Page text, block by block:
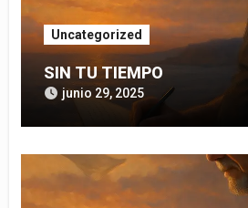
Uncategorized
SIN TU TIEMPO
junio 29, 2025